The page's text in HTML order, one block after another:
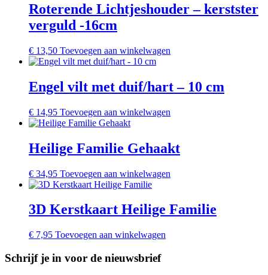
Roterende Lichtjeshouder – kerstster
verguld -16cm
€ 13,50 Toevoegen aan winkelwagen
Engel vilt met duif/hart – 10 cm
€ 14,95 Toevoegen aan winkelwagen
Heilige Familie Gehaakt
€ 34,95 Toevoegen aan winkelwagen
3D Kerstkaart Heilige Familie
€ 7,95 Toevoegen aan winkelwagen
Schrijf je in voor de nieuwsbrief